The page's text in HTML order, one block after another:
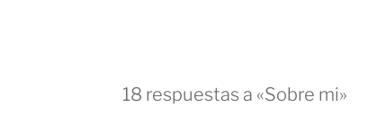
18 respuestas a «Sobre mi»